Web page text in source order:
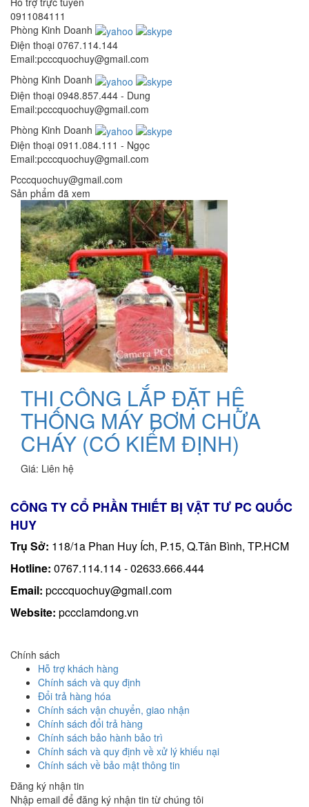
0911084111
Phòng Kinh Doanh
Điện thoại 0767.114.144
Email:pcccquochuy@gmail.com
Phòng Kinh Doanh
Điện thoại 0948.857.444 - Dung
Email:pcccquochuy@gmail.com
Phòng Kinh Doanh
Điện thoại 0911.084.111 - Ngọc
Email:pcccquochuy@gmail.com
Pcccquochuy@gmail.com
Sản phẩm đã xem
THI CÔNG LẮP ĐẶT HỆ
THỐNG MÁY BƠM CHỮA
CHÁY (CÓ KIỂM ĐỊNH)
Giá: Liên hệ
CÔNG TY CỔ PHẦN THIẾT BỊ VẬT TƯ PC QUỐC
HUY
Trụ Sở: 118/1a Phan Huy Ích, P.15, Q.Tân Bình, TP.HCM
Hotline: 0767.114.114 - 02633.666.444
Email: pcccquochuy@gmail.com
Website: pccclamdong.vn
Chính sách
Hỗ trợ khách hàng
Chính sách và quy định
Đổi trả hàng hóa
Chính sách vận chuyển, giao nhận
Chính sách đổi trả hàng
Chính sách bảo hành bảo trì
Chính sách và quy định về xử lý khiếu nại
Chính sách về bảo mật thông tin
Đăng ký nhận tin
Nhập email để đăng ký nhận tin từ chúng tôi